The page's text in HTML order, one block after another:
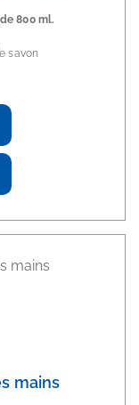
800 ml.
savon
mains